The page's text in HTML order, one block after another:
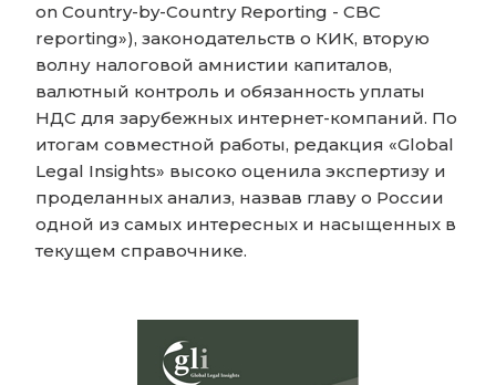
on Country-by-Country Reporting - CBC
reporting»), законодательств о КИК, вторую
волну налоговой амнистии капиталов,
валютный контроль и обязанность уплаты
НДС для зарубежных интернет-компаний. По
итогам совместной работы, редакция «Global
Legal Insights» высоко оценила экспертизу и
проделанных анализ, назвав главу о России
одной из самых интересных и насыщенных в
текущем справочнике.